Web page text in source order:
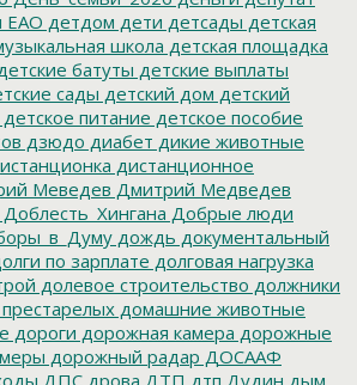
ЕАО детдом дети детсады детская
школа детская площадка
батуты детские выплаты
сады детский дом детский
детское питание детское пособие
дзюдо диабет дикие животные
дистанционное
Меведев Дмитрий Медведев
Доблесть_Хингана Добрые люди
дождь документальный
по зарплате долговая нагрузка
долевое строительство должники
домашние животные
дороги дорожная камера дорожные
дорожный радар ДОСААФ
ДПС дрова ДТП дтп Дудин дым